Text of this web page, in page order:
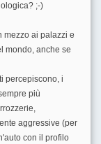
;-)
mezzo ai palazzi e
mondo, anche se
percepiscono, i
più
aggressive (per
con il profilo